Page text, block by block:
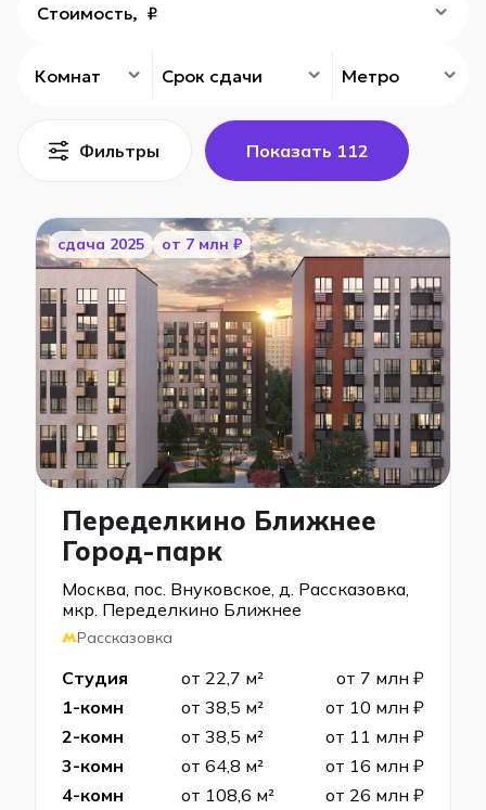
Комнат
Стоимость, ₽
Срок сдачи Метро
Фильтры Показать 112
cдача 2025 от 7 млн ₽
Переделкино Ближнее
Город-парк
Москва, пос. Внуковское, д. Рассказовка,
мкр. Переделкино Ближнее
Рассказовка
Студия от 22,7 м²
от 7 млн ₽
1-комн
от 38,5 м²
от 10 млн ₽
2-комн
от 38,5 м²
от 11 млн ₽
3-комн
от 64,8 м²
от 16 млн ₽
4-комн
от 108,6 м² от 26 млн ₽